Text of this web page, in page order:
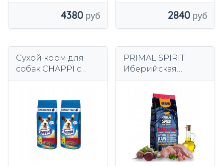
4380 2840
Сухой корм для
собак CHAPPI с
PRIMAL SPIRIT
Иберийская